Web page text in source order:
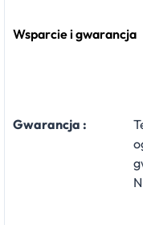
Wsparcie i gwarancja
Gwarancja :